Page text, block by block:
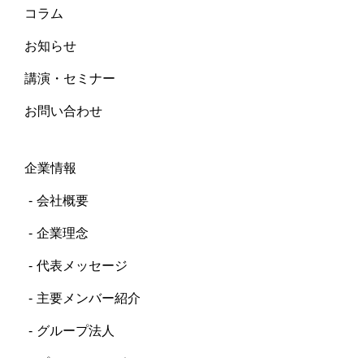
コラム
お知らせ
講演・セミナー
お問い合わせ
企業情報
会社概要
企業理念
代表メッセージ
主要メンバー紹介
グループ法人